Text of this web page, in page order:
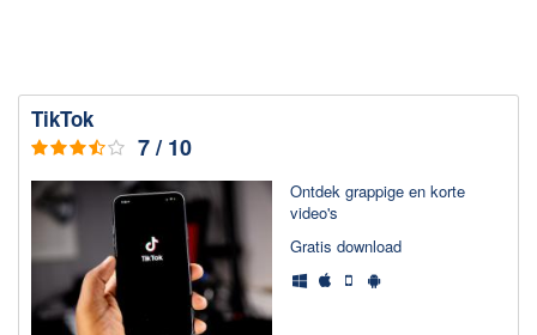
TikTok
7 / 10
Ontdek grappige en korte
video's
Gratis download